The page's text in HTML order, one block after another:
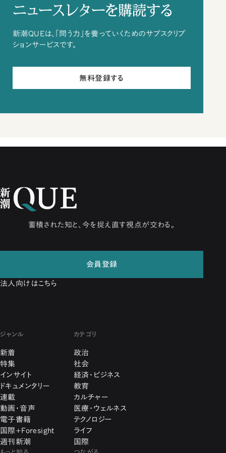
ニュースレターを購読する
新潮QUEは、「問う力」を養っていくためのサブスクリプ
ションサービスです。
無料登録する
蓄積された知と、今を捉え直す視点が交わる。
会員登録
法人向けはこちら
ジャンル
新着
特集
インサイト
ドキュメンタリー
連載
動画・音声
電子書籍
国際+Foresight
週刊新潮
カテゴリ
政治
社会
経済・ビジネス
教育
カルチャー
医療・ウェルネス
テクノロジー
ライフ
国際